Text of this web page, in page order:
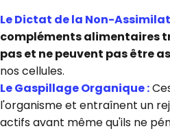
Le Dictat de la Non-
compléments alimentaires
pas et ne peuvent pas être
nos cellules.
Le Gaspillage Organique :
l'organisme et entraînent un
actifs avant même qu'ils ne